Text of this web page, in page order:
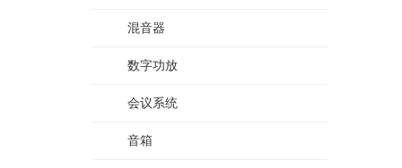
混音器
数字功放
会议系统
音箱